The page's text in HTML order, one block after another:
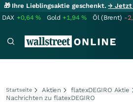
🎁 Ihre Lieblingsaktie geschenkt.→ Jetzt
DAX +0,64% Gold +1,94% Öl (Brent) -
Startseite Aktien
flatexDEGIRO Aktie
Nachrichten zu flatexDEGIRO